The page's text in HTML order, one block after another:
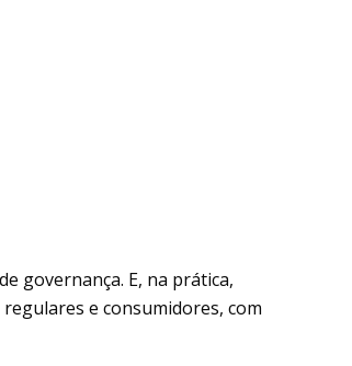
governança. E, na prática,
e consumidores, com